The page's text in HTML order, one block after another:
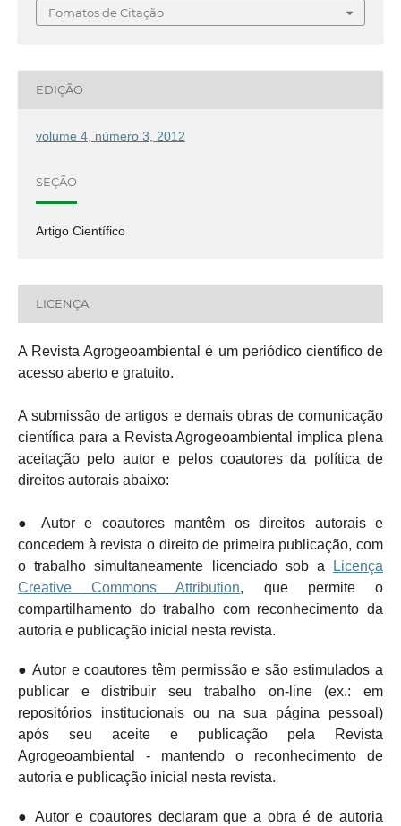
Fomatos de Citação
EDIÇÃO
volume 4, número 3, 2012
SEÇÃO
Artigo Científico
LICENÇA
A Revista Agrogeoambiental é um periódico científico de
acesso aberto e gratuito.
A submissão de artigos e demais obras de comunicação
científica para a Revista Agrogeoambiental implica plena
aceitação pelo autor e pelos coautores da política de
direitos autorais abaixo:
● Autor e coautores mantêm os direitos autorais e
concedem à revista o direito de primeira publicação, com
o trabalho simultaneamente licenciado sob a
Licença
Creative Commons Attribution, que permite o
compartilhamento do trabalho com reconhecimento da
autoria e publicação inicial nesta revista.
● Autor e coautores têm permissão e são estimulados a
publicar e distribuir seu trabalho on-line (ex.: em
repositórios institucionais ou na sua página pessoal)
após seu aceite e publicação pela Revista
Agrogeoambiental - mantendo o reconhecimento de
autoria e publicação inicial nesta revista.
● Autor e coautores declaram que a obra é de autoria